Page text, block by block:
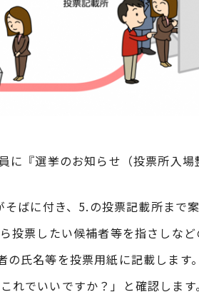
に『選挙のお知らせ（投票所入
ばに付き、5.の投票記載所まで案
投票したい候補者等を指さしな
氏名等を投票用紙に記載します
れでいいですか？」と確認しま